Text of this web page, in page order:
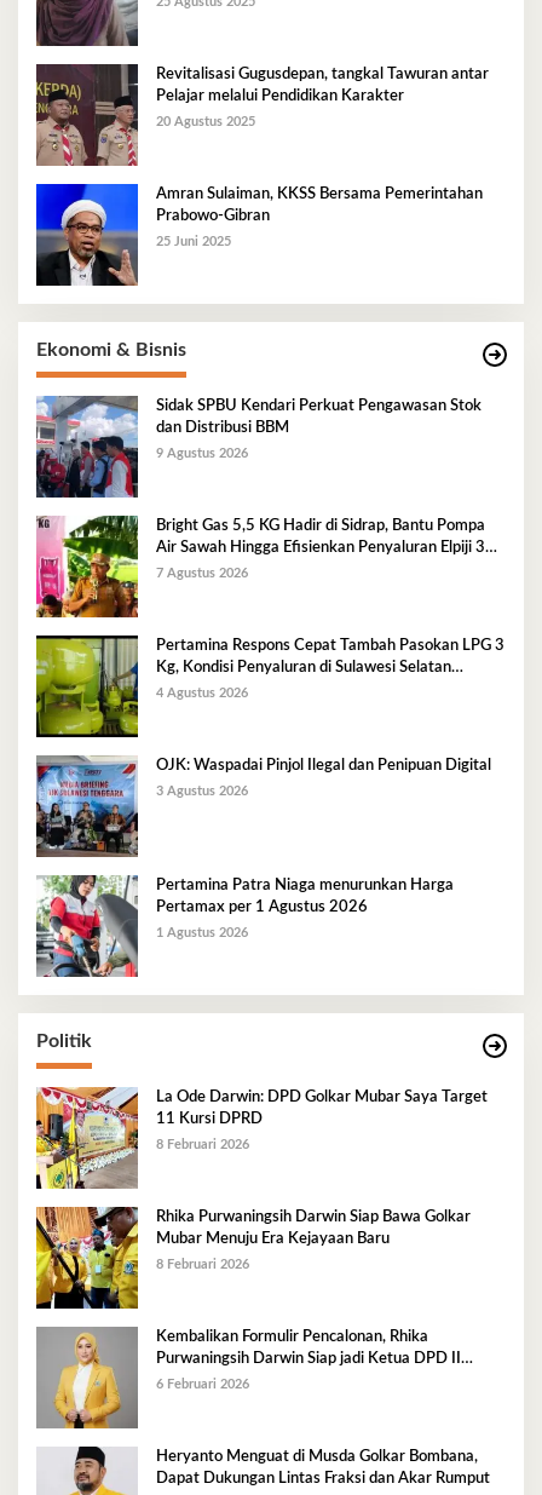
Revitalisasi Gugusdepan, tangkal Tawuran antar
Pelajar melalui Pendidikan Karakter
20 Agustus 2025
Amran Sulaiman, KKSS Bersama Pemerintahan
Prabowo-Gibran
25 Juni 2025
Ekonomi & Bisnis
Sidak SPBU Kendari Perkuat Pengawasan Stok
dan Distribusi BBM
9 Agustus 2026
Bright Gas 5,5 KG Hadir di Sidrap, Bantu Pompa
Air Sawah Hingga Efisienkan Penyaluran Elpiji 3
Kg
7 Agustus 2026
Pertamina Respons Cepat Tambah Pasokan LPG 3
Kg, Kondisi Penyaluran di Sulawesi Selatan
Berlangsung Kondusif
4 Agustus 2026
OJK: Waspadai Pinjol Ilegal dan Penipuan Digital
3 Agustus 2026
Pertamina Patra Niaga menurunkan Harga
Pertamax per 1 Agustus 2026
1 Agustus 2026
Politik
La Ode Darwin: DPD Golkar Mubar Saya Target
11 Kursi DPRD
8 Februari 2026
Rhika Purwaningsih Darwin Siap Bawa Golkar
Mubar Menuju Era Kejayaan Baru
8 Februari 2026
Kembalikan Formulir Pencalonan, Rhika
Purwaningsih Darwin Siap jadi Ketua DPD II
Golkar Mubar
6 Februari 2026
Heryanto Menguat di Musda Golkar Bombana,
Dapat Dukungan Lintas Fraksi dan Akar Rumput